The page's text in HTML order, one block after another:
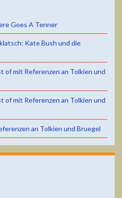
Goes A Tenner
Kate Bush und die
of mit Referenzen an Tolkien und
of mit Referenzen an Tolkien und
an Tolkien und Bruegel